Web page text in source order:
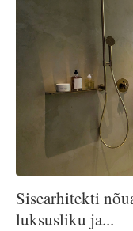
Sisearhitekti
luksusliku ja...